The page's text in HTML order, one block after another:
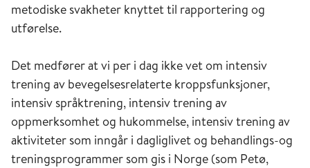
metodiske svakheter knyttet til rapportering og
utførelse.
Det medfører at vi per i dag ikke vet om intensiv
trening av bevegelsesrelaterte kroppsfunksjoner,
intensiv språktrening, intensiv trening av
oppmerksomhet og hukommelse, intensiv trening av
aktiviteter som inngår i dagliglivet og behandlings-og
treningsprogrammer som gis i Norge (som Petø,